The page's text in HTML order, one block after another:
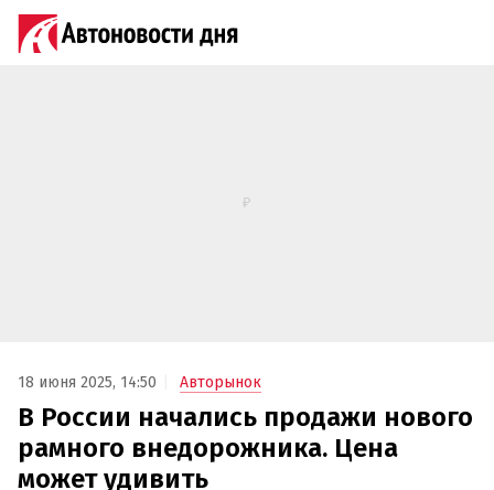
18 июня 2025, 14:50 Авторынок
В России начались продажи нового
рамного внедорожника. Цена
может удивить